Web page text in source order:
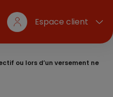
Espace client
ou lors d’un versement ne